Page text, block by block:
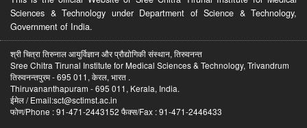
Sciences & Technology under Department of Science & Technology,
Government of India.
श्री चित्रा तिरुनाल आयुर्विज्ञान और प्रौद्योगिकी संस्थान, तिरुवनन्त
Sree Chitra Tirunal Institute for Medical Sciences & Technology, Trivandrum
तिरुवनन्तपुरम - 695 011, केरल, भारत .
Thiruvananthapuram - 695 011, Kerala, India.
ईमेल / Email:sct@sctimst.ac.in
फोण/Phone : 91-471-2443152 फैक्स/Fax : 91-471-2446433